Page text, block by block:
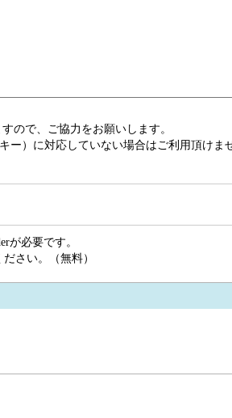
ので、ご協力をお願いします。
）に対応していない場合はご利用頂けま
が必要です。
さい。（無料）